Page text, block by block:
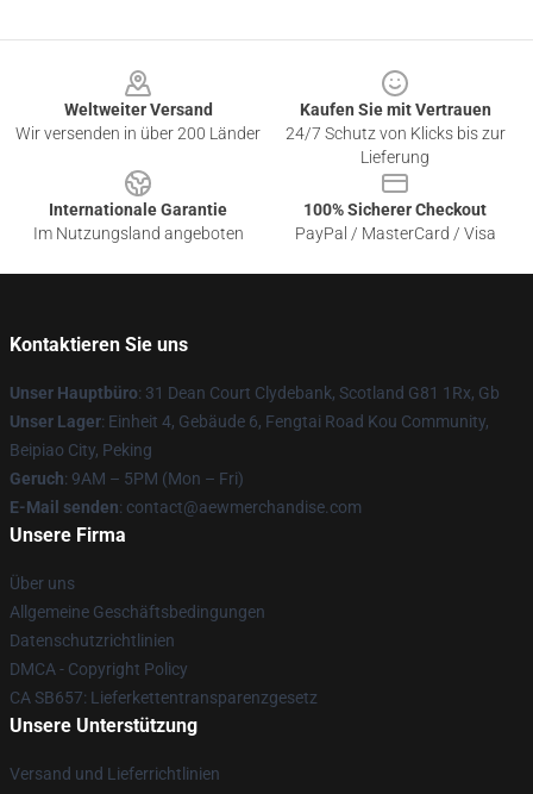
Weltweiter Versand
Wir versenden in über 200 Länder
Kaufen Sie mit Vertrauen
24/7 Schutz von Klicks bis zur
Lieferung
Internationale Garantie
Im Nutzungsland angeboten
100% Sicherer Checkout
PayPal / MasterCard / Visa
Kontaktieren Sie uns
Unser Hauptbüro: 31 Dean Court Clydebank, Scotland G81 1Rx, Gb
Unser Lager: Einheit 4, Gebäude 6, Fengtai Road Kou Community,
Beipiao City, Peking
Geruch: 9AM – 5PM (Mon – Fri)
E-Mail senden: contact@aewmerchandise.com
Unsere Firma
Über uns
Allgemeine Geschäftsbedingungen
Datenschutzrichtlinien
DMCA - Copyright Policy
CA SB657: Lieferkettentransparenzgesetz
Unsere Unterstützung
Versand und Lieferrichtlinien